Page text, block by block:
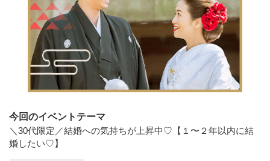
今回のイベントテーマ
＼30代限定／結婚への気持ちが上昇中♡【１〜２年以内に結
婚したい♡】